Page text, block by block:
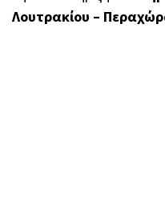
Λουτρακίου –